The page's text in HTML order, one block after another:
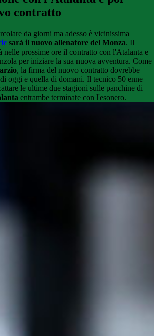
contratto
da giorni ma adesso è vicinissima
sarà il nuovo allenatore del Monza. Il
nelle prossime ore il contratto con l'Atalanta e
per iniziare la sua nuova avventura. Come
, la firma del nuovo contratto dovrebbe
oggi e quella di domani. Il tecnico 50 enne
le ultime due stagioni sulle panchine di
entrambe terminate con l'esonero.